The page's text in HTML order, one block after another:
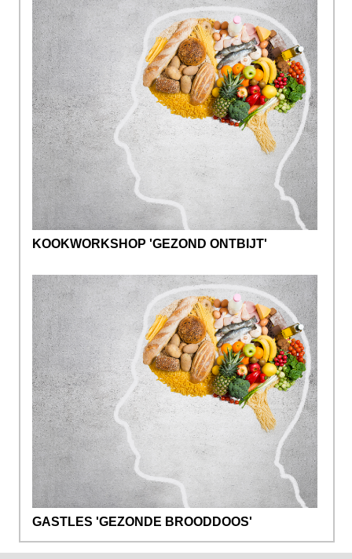
KOOKWORKSHOP 'GEZOND ONTBIJT'
GASTLES 'GEZONDE BROODDOOS'